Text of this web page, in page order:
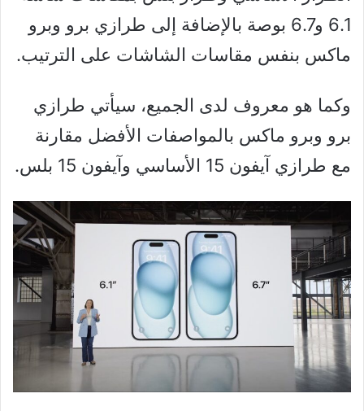
6.1 و6.7 بوصة بالإضافة إلى طرازي برو وبرو
ماكس بنفس مقاسات الشاشات على الترتيب.
وكما هو معروف لدى الجميع، سيأتي طرازي
برو وبرو ماكس بالمواصفات الأفضل مقارنة
مع طرازي آيفون 15 الأساسي وآيفون 15 بلس.